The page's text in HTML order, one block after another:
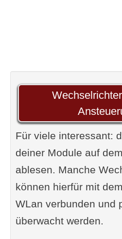
Für viele interessant:
deiner Module auf
ablesen. Manche
können hierfür mit
WLan verbunden und
überwacht werden.